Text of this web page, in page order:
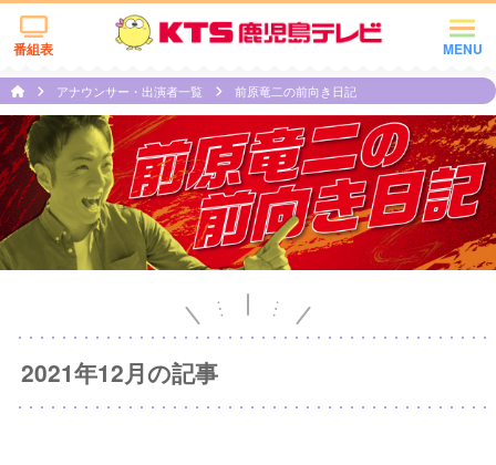
MENU
番組表
アナウンサー・出演者一覧 前原竜二の前向き日記
2021年12月の記事